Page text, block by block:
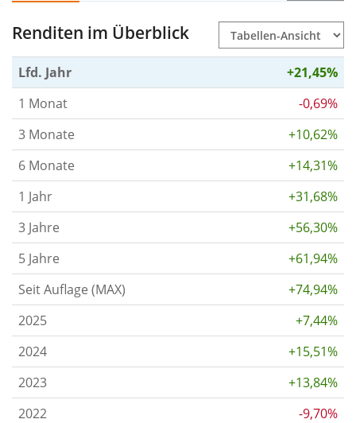
Renditen im Überblick
Lfd. Jahr
+21,45%
1 Monat
-0,69%
3 Monate
+10,62%
6 Monate
+14,31%
1 Jahr
+31,68%
3 Jahre
+56,30%
5 Jahre
+61,94%
Seit Auflage (MAX)
+74,94%
2025
+7,44%
2024
+15,51%
2023
+13,84%
2022
-9,70%